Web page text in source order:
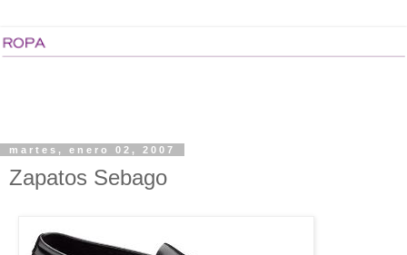
martes, enero 02, 2007
Zapatos Sebago